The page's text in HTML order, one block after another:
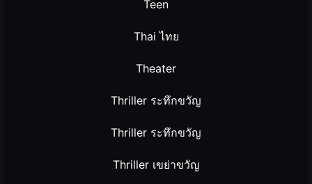
Teen
Thai ไทย
Theater
Thriller ระทึกขวัญ
Thriller ระทึกขวัญ
Thriller เขย่าขวัญ